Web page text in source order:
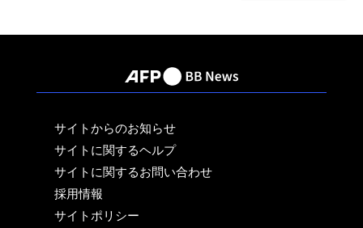
サイトからのお知らせ
サイトに関するヘルプ
サイトに関するお問い合わせ
採用情報
サイトポリシー